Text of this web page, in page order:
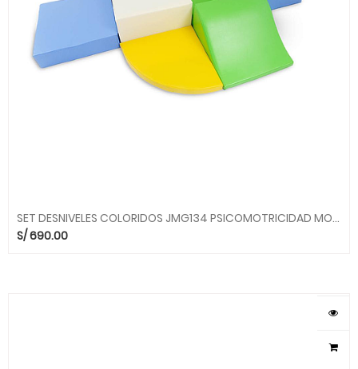
SET DESNIVELES COLORIDOS JMG134 PSICOMOTRICIDAD MOVILUDICOS MGO
S/690.00